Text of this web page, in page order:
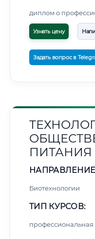
диплом о
Узнать цену
Задать вопрос в
ПИТАНИЯ
Биотехнологии
ТИП КУРСОВ:
профессиональная